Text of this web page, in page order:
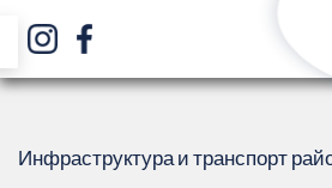
Инфраструктура и транспорт